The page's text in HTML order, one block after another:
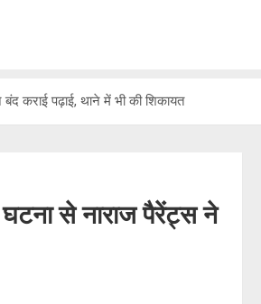
कराई पढ़ाई, थाने में भी की शिकायत
घटना से नाराज पैरेंट्स ने